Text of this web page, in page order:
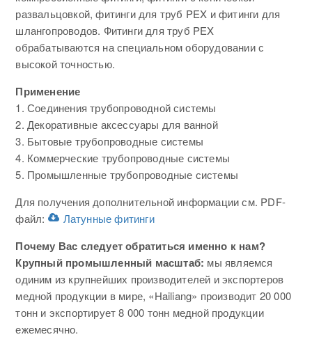
развальцовкой, фитинги для труб PEX и фитинги для
шлангопроводов. Фитинги для труб PEX
обрабатываются на специальном оборудовании с
высокой точностью.
Применение
1. Соединения трубопроводной системы
2. Декоративные аксессуары для ванной
3. Бытовые трубопроводные системы
4. Коммерческие трубопроводные системы
5. Промышленные трубопроводные системы
Для получения дополнительной информации см. PDF-
файл:
Латунные фитинги
Почему Вас следует обратиться именно к нам?
Крупный промышленный масштаб: мы являемся
одиним из крупнейших производителей и экспортеров
медной продукции в мире, «Hailiang» производит 20 000
тонн и экспортирует 8 000 тонн медной продукции
ежемесячно.